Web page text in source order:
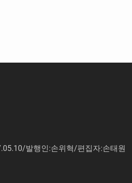
발행인:손위혁/편집자:손태원